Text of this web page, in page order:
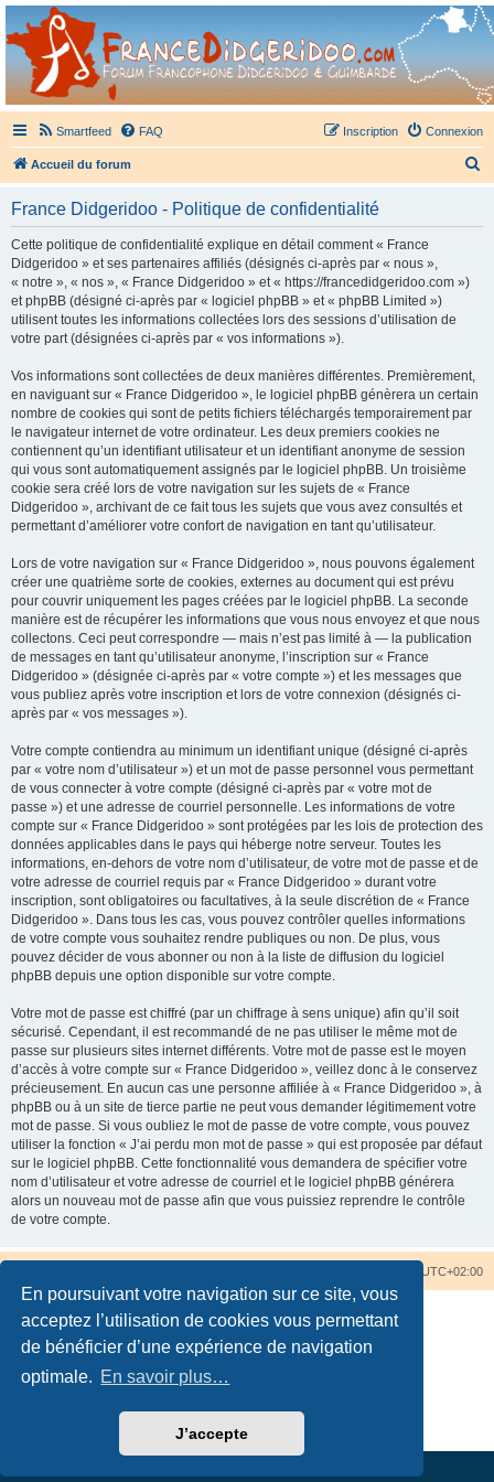
En poursuivant votre navigation sur ce site, vous
acceptez l’utilisation de cookies vous permettant
de bénéficier d’une expérience de navigation
optimale. En savoir plus…
J’accepte
France Didgeridoo
Didgeridoo et Guimbarde sur France Didgeridoo - retrouvez la communauté.
Smartfeed FAQ Connexion
Inscription
Accueil du forum
France Didgeridoo - Politique de confidentialité
Cette politique de confidentialité explique en détail comment « France
Didgeridoo » et ses partenaires affiliés (désignés ci-après par « nous »,
« notre », « nos », « France Didgeridoo » et « https://francedidgeridoo.com »)
et phpBB (désigné ci-après par « logiciel phpBB » et « phpBB Limited »)
utilisent toutes les informations collectées lors des sessions d’utilisation de
votre part (désignées ci-après par « vos informations »).
Vos informations sont collectées de deux manières différentes. Premièrement,
en naviguant sur « France Didgeridoo », le logiciel phpBB génèrera un certain
nombre de cookies qui sont de petits fichiers téléchargés temporairement par
le navigateur internet de votre ordinateur. Les deux premiers cookies ne
contiennent qu’un identifiant utilisateur et un identifiant anonyme de session
qui vous sont automatiquement assignés par le logiciel phpBB. Un troisième
cookie sera créé lors de votre navigation sur les sujets de « France
Didgeridoo », archivant de ce fait tous les sujets que vous avez consultés et
permettant d’améliorer votre confort de navigation en tant qu’utilisateur.
Lors de votre navigation sur « France Didgeridoo », nous pouvons également
créer une quatrième sorte de cookies, externes au document qui est prévu
pour couvrir uniquement les pages créées par le logiciel phpBB. La seconde
manière est de récupérer les informations que vous nous envoyez et que nous
collectons. Ceci peut correspondre — mais n’est pas limité à — la publication
de messages en tant qu’utilisateur anonyme, l’inscription sur « France
Didgeridoo » (désignée ci-après par « votre compte ») et les messages que
vous publiez après votre inscription et lors de votre connexion (désignés ci-
après par « vos messages »).
Votre compte contiendra au minimum un identifiant unique (désigné ci-après
par « votre nom d’utilisateur ») et un mot de passe personnel vous permettant
de vous connecter à votre compte (désigné ci-après par « votre mot de
passe ») et une adresse de courriel personnelle. Les informations de votre
compte sur « France Didgeridoo » sont protégées par les lois de protection des
données applicables dans le pays qui héberge notre serveur. Toutes les
informations, en-dehors de votre nom d’utilisateur, de votre mot de passe et de
votre adresse de courriel requis par « France Didgeridoo » durant votre
inscription, sont obligatoires ou facultatives, à la seule discrétion de « France
Didgeridoo ». Dans tous les cas, vous pouvez contrôler quelles informations
de votre compte vous souhaitez rendre publiques ou non. De plus, vous
pouvez décider de vous abonner ou non à la liste de diffusion du logiciel
phpBB depuis une option disponible sur votre compte.
Votre mot de passe est chiffré (par un chiffrage à sens unique) afin qu’il soit
sécurisé. Cependant, il est recommandé de ne pas utiliser le même mot de
passe sur plusieurs sites internet différents. Votre mot de passe est le moyen
d’accès à votre compte sur « France Didgeridoo », veillez donc à le conservez
précieusement. En aucun cas une personne affiliée à « France Didgeridoo », à
phpBB ou à un site de tierce partie ne peut vous demander légitimement votre
mot de passe. Si vous oubliez le mot de passe de votre compte, vous pouvez
utiliser la fonction « J’ai perdu mon mot de passe » qui est proposée par défaut
sur le logiciel phpBB. Cette fonctionnalité vous demandera de spécifier votre
nom d’utilisateur et votre adresse de courriel et le logiciel phpBB générera
alors un nouveau mot de passe afin que vous puissiez reprendre le contrôle
de votre compte.
UTC+02:00
Traduction française officielle©
Confidentialité